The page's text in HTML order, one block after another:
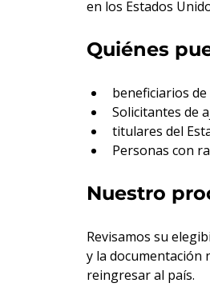
en los Estados
Quiénes
beneficiarios de
Solicitantes de
titulares del
Personas con
Nuestro
Revisamos su
y la documentación
reingresar al país.